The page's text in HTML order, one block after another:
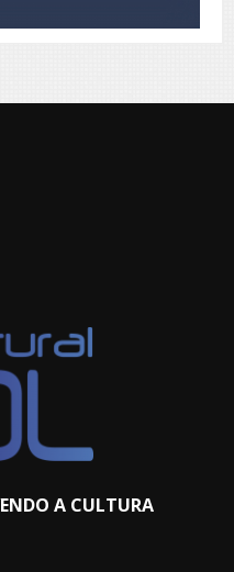
A CULTURA